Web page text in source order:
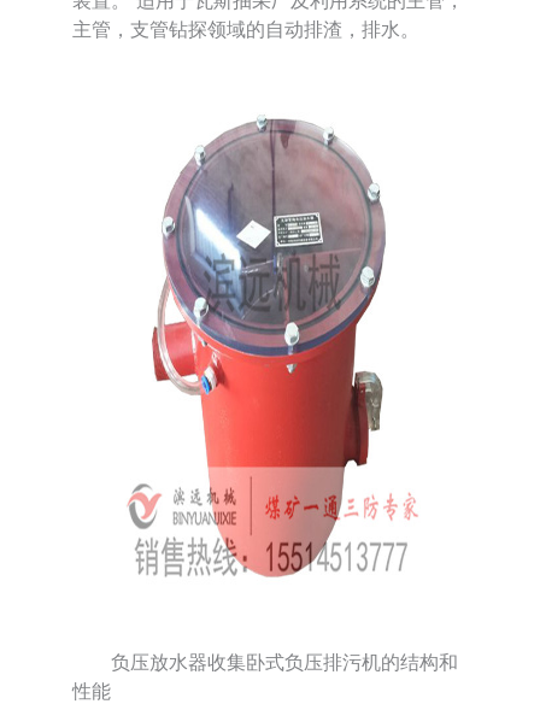
主管，支管钻探领域的自动排渣，排水。
负压放水器收集卧式负压排污机的结构和
性能